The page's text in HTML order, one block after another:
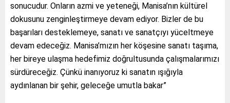
sonucudur. Onların azmi ve yeteneği, Manisa’nın kültürel
dokusunu zenginleştirmeye devam ediyor. Bizler de bu
başarıları desteklemeye, sanatı ve sanatçıyı yüceltmeye
devam edeceğiz. Manisa’mızın her köşesine sanatı taşıma,
her bireye ulaşma hedefimiz doğrultusunda çalışmalarımızı
sürdüreceğiz. Çünkü inanıyoruz ki sanatın ışığıyla
aydınlanan bir şehir, geleceğe umutla bakar”